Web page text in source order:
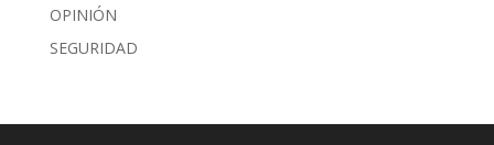
OPINIÓN
SEGURIDAD